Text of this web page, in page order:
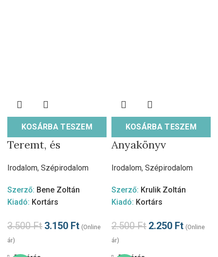
KOSÁRBA TESZEM
Teremt, és
Irodalom, Szépirodalom
Szerző: Bene Zoltán
Kiadó: Kortárs
3.500Ft 3.150 Ft (Online
ár)
KOSÁRBA TESZEM
Anyakönyv
Irodalom, Szépirodalom
Szerző: Krulik Zoltán
Kiadó: Kortárs
2.500Ft 2.250 Ft (Online
ár)